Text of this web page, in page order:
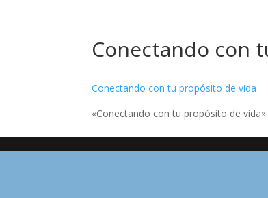
Conectando con
Conectando con tu propósito de vida
«Conectando con tu propósito de vida».